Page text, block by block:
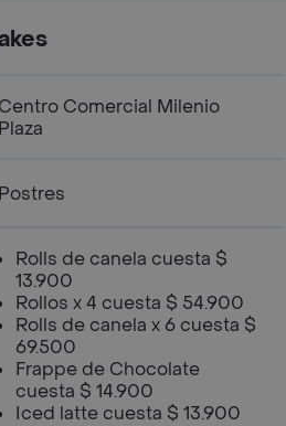
Centro Comercial Milenio
Plaza
Postres
Rolls de canela cuesta $
13.900
Rollos x 4 cuesta $ 54.900
Rolls de canela x 6 cuesta $
69.500
Frappe de Chocolate
cuesta $ 14.900
Iced latte cuesta $ 13.900